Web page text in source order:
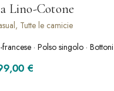
Lino-Cotone
Tutte le camicie
· Polso singolo ·
originale era: 170,00 €.
€
attuale è: 99,00 €.